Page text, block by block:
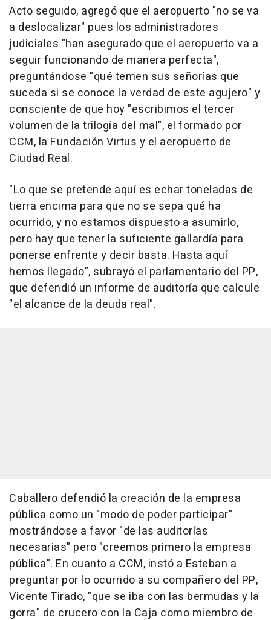
Acto seguido, agregó que el aeropuerto "no se va
a deslocalizar" pues los administradores
judiciales "han asegurado que el aeropuerto va a
seguir funcionando de manera perfecta",
preguntándose "qué temen sus señorías que
suceda si se conoce la verdad de este agujero" y
consciente de que hoy "escribimos el tercer
volumen de la trilogía del mal", el formado por
CCM, la Fundación Virtus y el aeropuerto de
Ciudad Real.
"Lo que se pretende aquí es echar toneladas de
tierra encima para que no se sepa qué ha
ocurrido, y no estamos dispuesto a asumirlo,
pero hay que tener la suficiente gallardía para
ponerse enfrente y decir basta. Hasta aquí
hemos llegado", subrayó el parlamentario del PP,
que defendió un informe de auditoría que calcule
"el alcance de la deuda real".
Caballero defendió la creación de la empresa
pública como un "modo de poder participar"
mostrándose a favor "de las auditorías
necesarias" pero "creemos primero la empresa
pública". En cuanto a CCM, instó a Esteban a
preguntar por lo ocurrido a su compañero del PP,
Vicente Tirado, "que se iba con las bermudas y la
gorra" de crucero con la Caja como miembro de